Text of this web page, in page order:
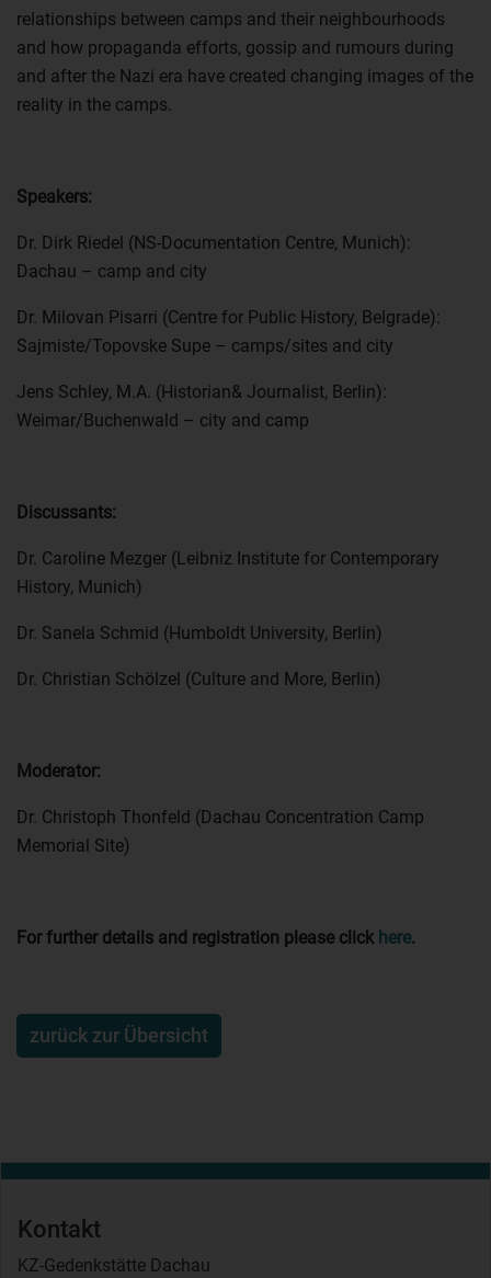
relationships between camps and their neighbourhoods
and how propaganda efforts, gossip and rumours during
and after the Nazi era have created changing images of the
reality in the camps.
Speakers:
Dr. Dirk Riedel (NS-Documentation Centre, Munich):
Dachau – camp and city
Dr. Milovan Pisarri (Centre for Public History, Belgrade):
Sajmiste/Topovske Supe – camps/sites and city
Jens Schley, M.A. (Historian& Journalist, Berlin):
Weimar/Buchenwald – city and camp
Discussants:
Dr. Caroline Mezger (Leibniz Institute for Contemporary
History, Munich)
Dr. Sanela Schmid (Humboldt University, Berlin)
Dr. Christian Schölzel (Culture and More, Berlin)
Moderator:
Dr. Christoph Thonfeld (Dachau Concentration Camp
Memorial Site)
For further details and registration please click here.
zurück zur Übersicht
Kontakt
KZ-Gedenkstätte Dachau